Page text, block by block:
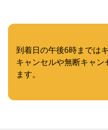
到着日の午後6時までは
キャンセルや無断キャ
ます。